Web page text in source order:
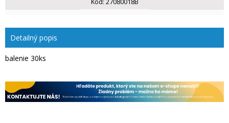
Kód: 27080018B
Detailný popis
balenie 30ks